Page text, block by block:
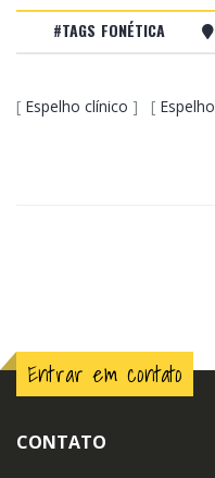
#TAGS FONÉTICA
[ Espelho clínico ] [ Espelho
Entrar em contato
CONTATO